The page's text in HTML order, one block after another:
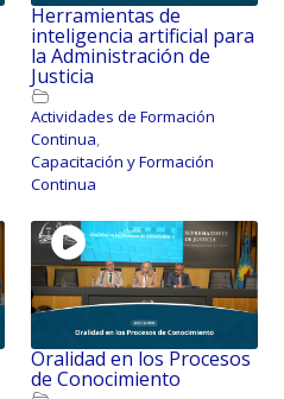
Herramientas de
inteligencia artificial para
la Administración de
Justicia
Actividades de Formación
Continua
Capacitación y Formación
Continua
Oralidad en los Procesos
de Conocimiento